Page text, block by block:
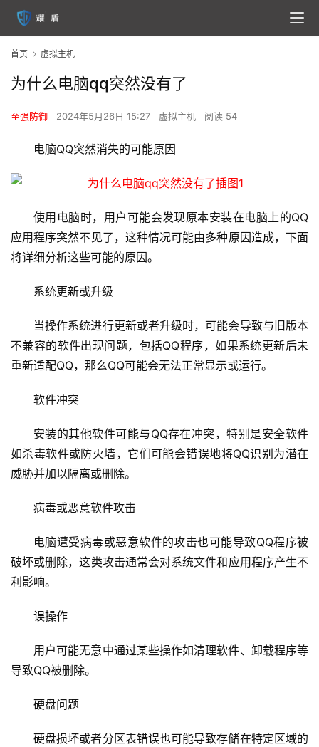
首页 虚拟主机
为什么电脑qq突然没有了
至强防御 2024年5月26日 15:27 虚拟主机 阅读 54
电脑QQ突然消失的可能原因
使用电脑时，用户可能会发现原本安装在电脑上的QQ
应用程序突然不见了，这种情况可能由多种原因造成，下面
将详细分析这些可能的原因。
系统更新或升级
当操作系统进行更新或者升级时，可能会导致与旧版本
不兼容的软件出现问题，包括QQ程序，如果系统更新后未
重新适配QQ，那么QQ可能会无法正常显示或运行。
软件冲突
安装的其他软件可能与QQ存在冲突，特别是安全软件
如杀毒软件或防火墙，它们可能会错误地将QQ识别为潜在
威胁并加以隔离或删除。
病毒或恶意软件攻击
电脑遭受病毒或恶意软件的攻击也可能导致QQ程序被
破坏或删除，这类攻击通常会对系统文件和应用程序产生不
利影响。
误操作
用户可能无意中通过某些操作如清理软件、卸载程序等
导致QQ被删除。
硬盘问题
硬盘损坏或者分区表错误也可能导致存储在特定区域的